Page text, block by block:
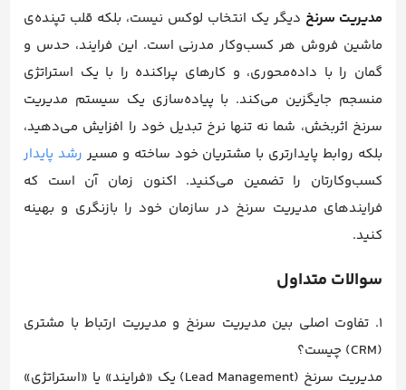
مدیریت سرنخ دیگر یک انتخاب لوکس نیست، بلکه قلب تپنده‌ی
ماشین فروش هر کسب‌وکار مدرنی است. این فرایند، حدس و
گمان را با داده‌محوری، و کارهای پراکنده را با یک استراتژی
منسجم جایگزین می‌کند. با پیاده‌سازی یک سیستم مدیریت
سرنخ اثربخش، شما نه تنها نرخ تبدیل خود را افزایش می‌دهید،
بلکه روابط پایدارتری با مشتریان خود ساخته و مسیر رشد پایدار
کسب‌وکارتان را تضمین می‌کنید. اکنون زمان آن است که
فرایندهای مدیریت سرنخ در سازمان خود را بازنگری و بهینه
کنید.
سوالات متداول
۱. تفاوت اصلی بین مدیریت سرنخ و مدیریت ارتباط با مشتری
(CRM) چیست؟
مدیریت سرنخ (Lead Management) یک «فرایند» یا «استراتژی»